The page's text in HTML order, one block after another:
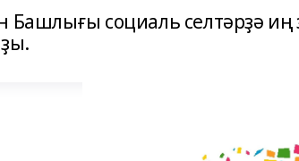
Башлығы социаль селтәрҙә иң